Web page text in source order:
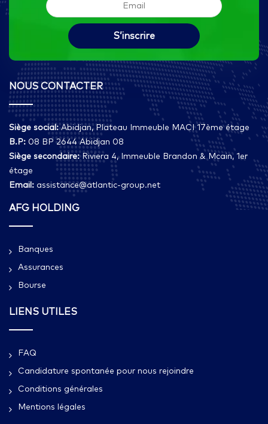
NOUS CONTACTER
Siège social:Abidjan, Plateau Immeuble MACI 17ème étage
B.P: 08 BP 2644 Abidjan 08
Siège secondaire:Riviera 4, Immeuble Brandon & Mcain, 1er
étage
Email: assistance@atlantic-group.net
AFG HOLDING
Banques
Assurances
Bourse
LIENS UTILES
FAQ
Candidature spontanée pour nous rejoindre
Conditions générales
Mentions légales